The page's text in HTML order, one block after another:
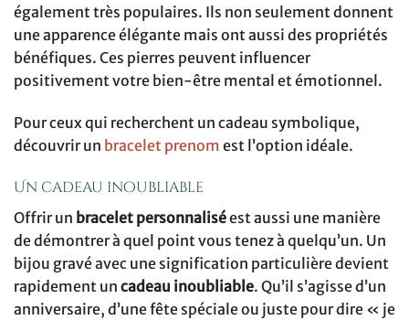
également très populaires. Ils non seulement donnent
une apparence élégante mais ont aussi des propriétés
bénéfiques. Ces pierres peuvent influencer
positivement votre bien-être mental et émotionnel.
Pour ceux qui recherchent un cadeau symbolique,
découvrir un bracelet prenom est l’option idéale.
Un cadeau inoubliable
Offrir un bracelet personnaliséest aussi une manière
de démontrer à quel point vous tenez à quelqu’un. Un
bijou gravé avec une signification particulière devient
rapidement un cadeau inoubliable. Qu’il s’agisse d’un
anniversaire, d’une fête spéciale ou juste pour dire « je